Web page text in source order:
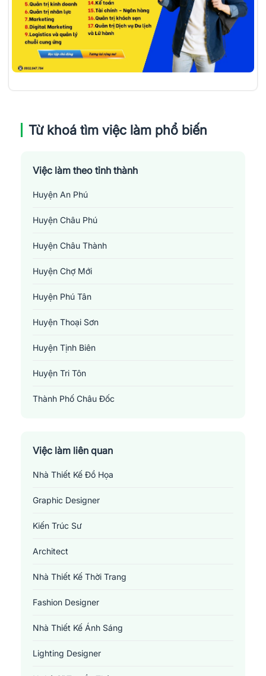
Từ khoá tìm việc làm phổ biến
Việc làm theo tỉnh thành
Huyện An Phú
Huyện Châu Phú
Huyện Châu Thành
Huyện Chợ Mới
Huyện Phú Tân
Huyện Thoại Sơn
Huyện Tịnh Biên
Huyện Tri Tôn
Thành Phố Châu Đốc
Thị Xã Tân Châu
Việc làm liên quan
Nhà Thiết Kế Đồ Họa
Graphic Designer
Kiến Trúc Sư
Architect
Nhà Thiết Kế Thời Trang
Fashion Designer
Nhà Thiết Kế Ánh Sáng
Lighting Designer